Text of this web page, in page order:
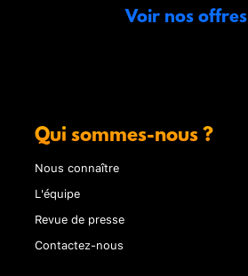
Voir nos offres
Qui sommes-nous ?
Nous connaître
L'équipe
Revue de presse
Contactez-nous